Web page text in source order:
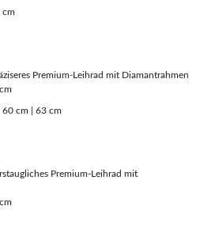
cm
Premium-Leihrad mit Diamantrahmen
cm | 63 cm
Premium-Leihrad mit